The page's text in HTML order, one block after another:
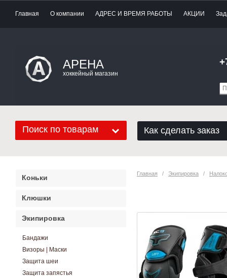
Главная О компании АДРЕС И ВРЕМЯ РАБОТЫ АКЦИИ
АРЕНА
хоккейный магазин
Поиск по товарам Как сделать заказ
Главная
   /
Экипировка
   /
Коньки
Клюшки
Экипировка
Бандажи
Визоры | Маски
Защита шеи
Защита запястья